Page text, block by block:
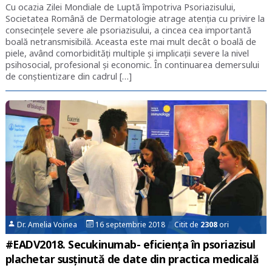
Cu ocazia Zilei Mondiale de Luptă împotriva Psoriazisului,
Societatea Română de Dermatologie atrage atenția cu privire la
consecinţele severe ale psoriazisului, a cincea cea importantă
boală netransmisibilă. Aceasta este mai mult decât o boală de
piele, având comorbidităţi multiple şi implicaţii severe la nivel
psihosocial, profesional şi economic. În continuarea demersului
de conştientizare din cadrul […]
Dr. Amelia Voinea 16 septembrie 2018 Citit de 2308ori
#EADV2018. Secukinumab- eficiența în psoriazisul
plachetar susținută de date din practica medicală